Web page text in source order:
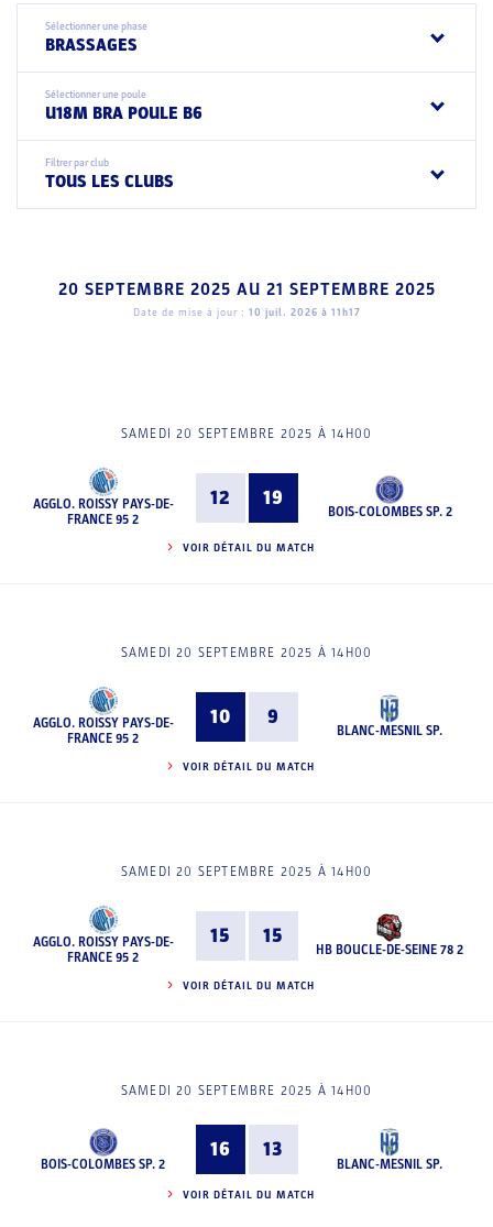
Sélectionner une phase
BRASSAGES
Sélectionner une poule
U18M BRA POULE B6
Filtrer par club
TOUS LES CLUBS
20 SEPTEMBRE 2025 AU 21 SEPTEMBRE 2025
Date de mise à jour : 10 juil. 2026 à 11h17
SAMEDI 20 SEPTEMBRE 2025 À 14H00
AGGLO. ROISSY PAYS-DE-
FRANCE 95 2
12 19
BOIS-COLOMBES SP. 2
VOIR DÉTAIL DU MATCH
SAMEDI 20 SEPTEMBRE 2025 À 14H00
AGGLO. ROISSY PAYS-DE-
FRANCE 95 2
10 9
BLANC-MESNIL SP.
VOIR DÉTAIL DU MATCH
SAMEDI 20 SEPTEMBRE 2025 À 14H00
AGGLO. ROISSY PAYS-DE-
FRANCE 95 2
15 15
HB BOUCLE-DE-SEINE 78 2
VOIR DÉTAIL DU MATCH
SAMEDI 20 SEPTEMBRE 2025 À 14H00
BOIS-COLOMBES SP. 2
16 13
BLANC-MESNIL SP.
VOIR DÉTAIL DU MATCH